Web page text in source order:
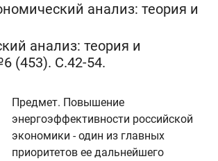
анализ: теория и
анализ: теория и
(453). C.42-54.
Предмет. Повышение
энергоэффективности российской
экономики - один из главных
приоритетов ее дальнейшего